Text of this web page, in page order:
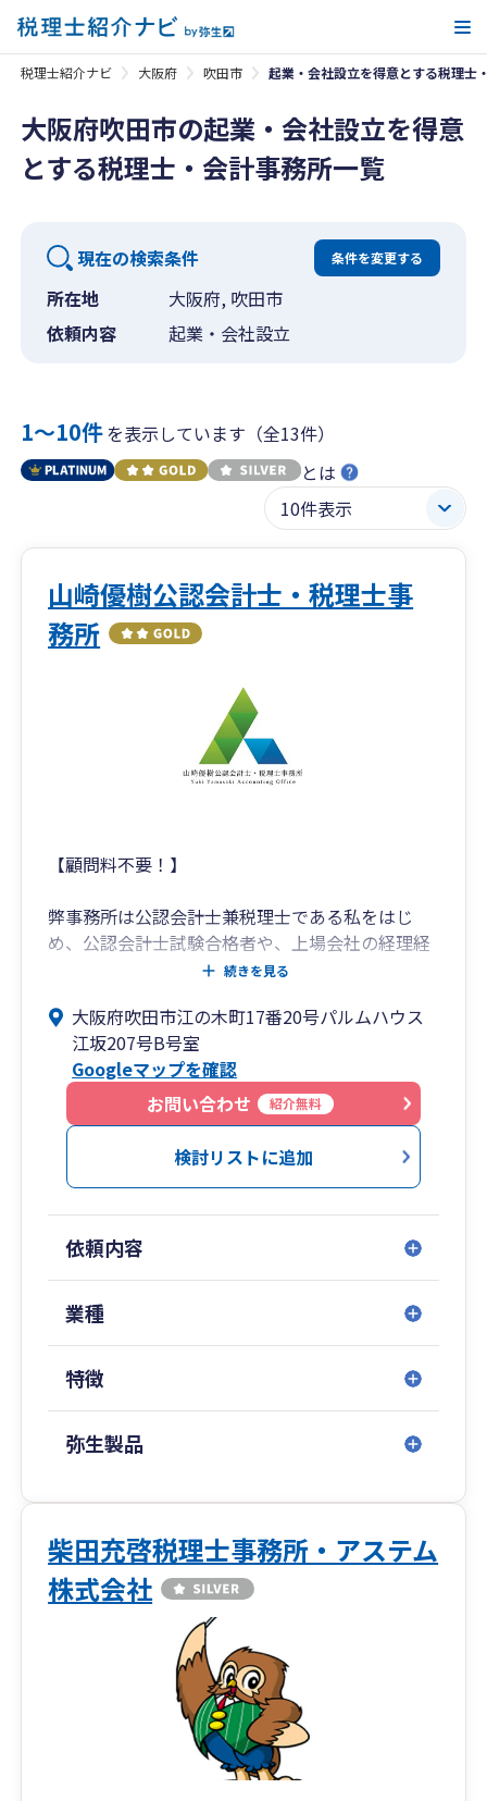
税理士紹介ナビ 大阪府 吹田市 起業・会社設立を得意とする税理士
大阪府吹田市の起業・会社設立を得意
とする税理士・会計事務所一覧
現在の検索条件 条件を変更する
所在地
大阪府, 吹田市
依頼内容
起業・会社設立
1〜10件を表示しています（全13件）
とは
山崎優樹公認会計士・税理士事
務所
【顧問料不要！】
弊事務所は公認会計士兼税理士である私をはじ
め、公認会計士試験合格者や、上場会社の経理経
験者、会計大学院修了者といった会計に明るい専
税理士だけでなく公認会計士としての視点を活か
した節税のアドバイス、適切な税務・会計処理、
監査をモットーとして、初歩から応用までわかり
やすく丁寧に対応させていただきます。
また、お電話やLINE、Web会議等の各種連絡ツー
ルを利用し全国対応しており、全国各都道府県に
法人、個人事業主、また新たに事業を始めようと
検討されている、税金なんて全くわからな
その他、会社設立手続、会社法・労働組合等の監
査業務や会計コンサルティング（IFRS導入等）も
続きを見る
大阪府吹田市江の木町17番20号パルムハウス
江坂207号B号室
Googleマップを確認
お問い合わせ
紹介無料
検討リストに追加
依頼内容
業種
特徴
弥生製品
柴田充啓税理士事務所・アステム
株式会社